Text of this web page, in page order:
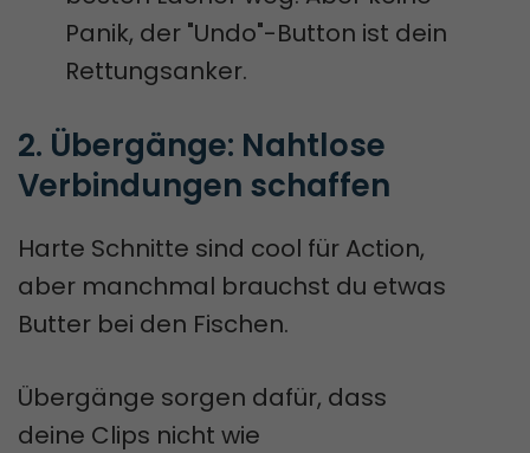
Panik, der "Undo"-Button ist dein
Rettungsanker.
2. Übergänge: Nahtlose
Verbindungen schaffen
Harte Schnitte sind cool für Action,
aber manchmal brauchst du etwas
Butter bei den Fischen.
Übergänge sorgen dafür, dass
deine Clips nicht wie